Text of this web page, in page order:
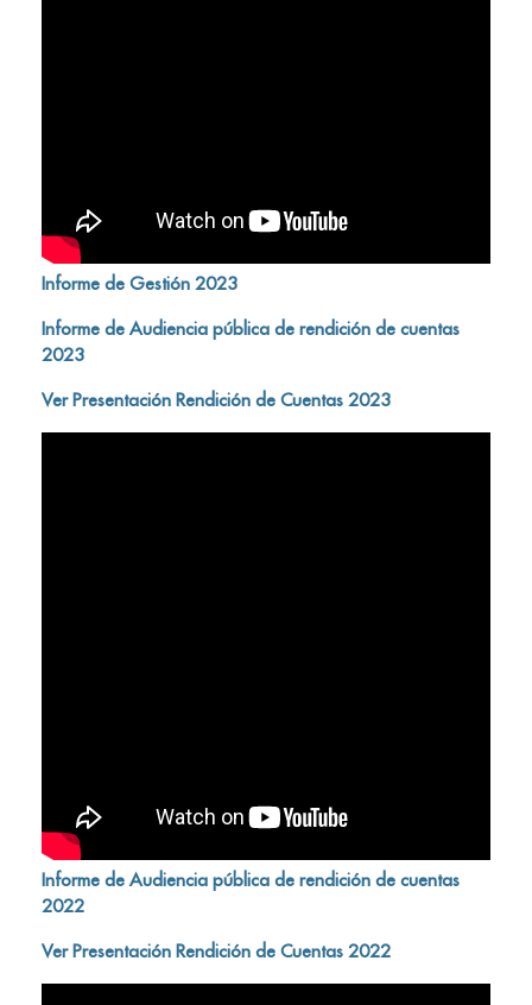
Informe de Gestión 2023
Informe de Audiencia pública de rendición de cuentas
2023
Ver Presentación Rendición de Cuentas 2023
Informe de Audiencia pública de rendición de cuentas
2022
Ver Presentación Rendición de Cuentas 2022